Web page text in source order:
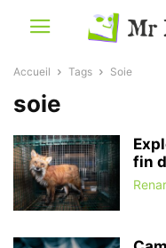
Accueil Tags Soie
soie
fin